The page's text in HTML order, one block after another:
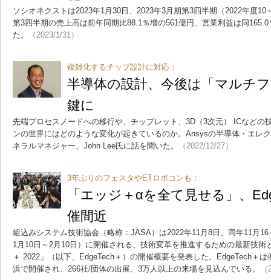
ソシオネクストは2023年1月30日、2023年3月期第3四半期（2022年度
第3四半期の売上高は前年同期比88.1％増の561億円、営業利益は同
た。
（2023/1/31）
複雑化するチップ設計に対応：
半導体の設計、今後は「マルチ
鍵に
先端プロセスノードへの移行や、チップレット、3D（3次元） ICなどの
ンの世界にはどのような変化が起きているのか。Ansysの半導体・エレ
ネラルマネジャー、John Lee氏に話を聞いた。
（2022/12/27）
3年ぶりのフェスタやETロボコンも：
「エッジ＋αを全て見せる」、
催間近
組込みシステム技術協会（略称：JASA）は2022年11月8日、同年11月
1月10日～2月10日）に開催される、技術変革を推進するための最新技術
＋ 2022」（以下、EdgeTech＋）の開催概要を発表した。EdgeTech＋
浜で開催され、266社/団体の出展、3万人以上の来場を見込んでいる。